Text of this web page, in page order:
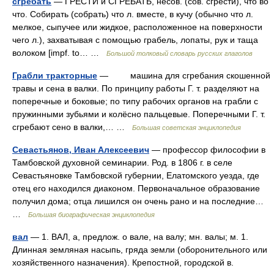
что. Собирать (собрать) что л. вместе, в кучу (обычно что л.
мелкое, сыпучее или жидкое, расположенное на поверхности
чего л.), захватывая с помощью грабель, лопаты, рук и таща
волоком [impf. to… …
Большой толковый словарь русских глаголов
Грабли тракторные — машина для сгребания скошенной
травы и сена в валки. По принципу работы Г. т. разделяют на
поперечные и боковые; по типу рабочих органов на грабли с
пружинными зубьями и колёсно пальцевые. Поперечными Г. т.
сгребают сено в валки,… …
Большая советская энциклопедия
Севастьянов, Иван Алексеевич — профессор философии в
Тамбовской духовной семинарии. Род. в 1806 г. в селе
Севастьяновке Тамбовской губернии, Елатомского уезда, где
отец его находился диаконом. Первоначальное образование
получил дома; отца лишился он очень рано и на последние…
Большая биографическая энциклопедия
вал — 1. ВАЛ, а, предлож. о вале, на валу; мн. валы; м. 1.
Длинная земляная насыпь, гряда земли (оборонительного или
хозяйственного назначения). Крепостной, городской в.